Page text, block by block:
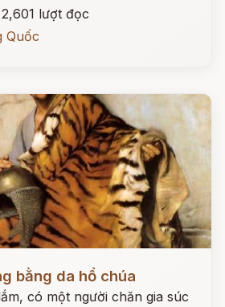
2,601 lượt đọc
Quốc
bằng da hổ chúa
có một người chăn gia súc